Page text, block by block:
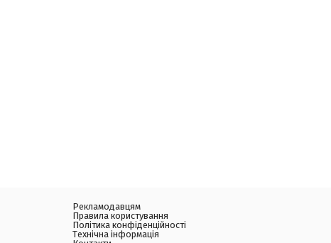
Рекламодавцям
Правила користування
Політика конфіденційності
Технічна інформація